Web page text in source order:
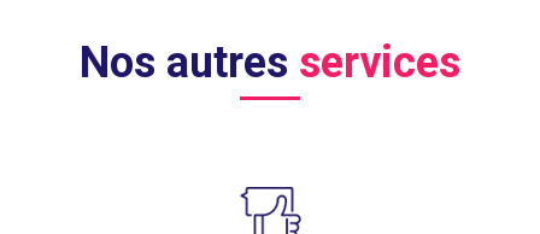
Nos autres services